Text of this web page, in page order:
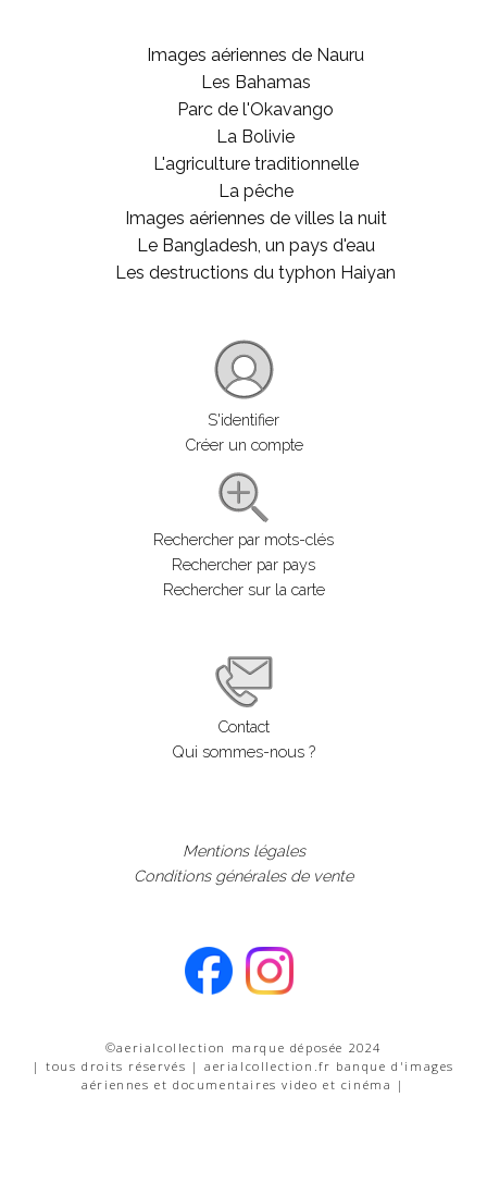
Images aériennes de Nauru
Les Bahamas
Parc de l'Okavango
La Bolivie
L'agriculture traditionnelle
La pêche
Images aériennes de villes la nuit
Le Bangladesh, un pays d'eau
Les destructions du typhon Haiyan
S'identifier
Créer un compte
Rechercher par mots-clés
Rechercher par pays
Rechercher sur la carte
Contact
Qui sommes-nous ?
Mentions légales
Conditions générales de vente
©aerialcollection marque déposée 2024
| tous droits réservés | aerialcollection.fr banque d'images
aériennes et documentaires video et cinéma |